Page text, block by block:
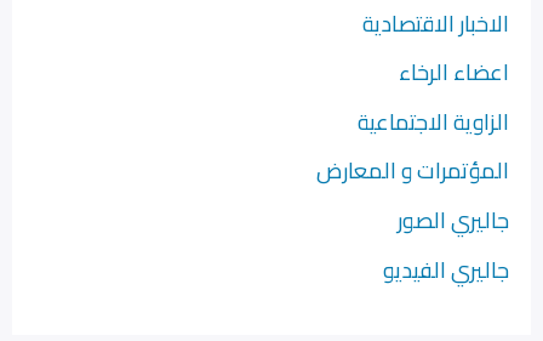
الاخبار الاقتصادية
اعضاء الرخاء
الزاوية الاجتماعية
المؤتمرات و المعارض
جاليري الصور
جاليري الفيديو